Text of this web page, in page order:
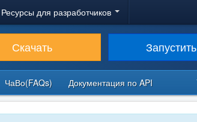
Ресурсы для разработчиков
Скачать Запустить
ЧаВо(FAQs) Документация по API